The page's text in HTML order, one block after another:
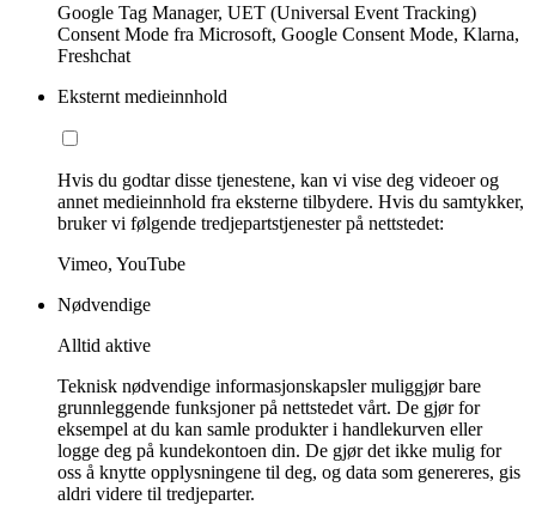
Google Tag Manager, UET (Universal Event Tracking)
Consent Mode fra Microsoft, Google Consent Mode, Klarna,
Freshchat
Eksternt medieinnhold
Hvis du godtar disse tjenestene, kan vi vise deg videoer og
annet medieinnhold fra eksterne tilbydere. Hvis du samtykker,
bruker vi følgende tredjepartstjenester på nettstedet:
Vimeo, YouTube
Nødvendige
Alltid aktive
Teknisk nødvendige informasjonskapsler muliggjør bare
grunnleggende funksjoner på nettstedet vårt. De gjør for
eksempel at du kan samle produkter i handlekurven eller
logge deg på kundekontoen din. De gjør det ikke mulig for
oss å knytte opplysningene til deg, og data som genereres, gis
aldri videre til tredjeparter.